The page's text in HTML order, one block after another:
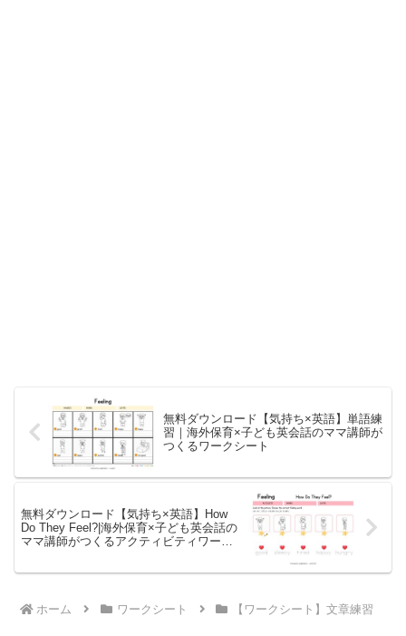
無料ダウンロード【気持ち×英語】単語練
習｜海外保育×子ども英会話のママ講師が
つくるワークシート
無料ダウンロード【気持ち×英語】How
Do They Feel?|海外保育×子ども英会話の
ママ講師がつくるアクティビティワーク
ホーム ワークシート 【ワークシート】文章練習